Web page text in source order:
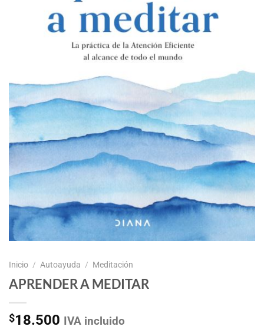
Inicio / Autoayuda / Meditación
APRENDER A MEDITAR
$18.500 IVA incluido